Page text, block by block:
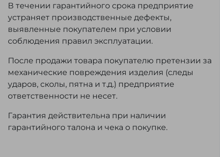
В течении гарантийного срока предприятие
устраняет производственные дефекты,
выявленные покупателем при условии
соблюдения правил эксплуатации.
После продажи товара покупателю претензии за
механические повреждения изделия (следы
ударов, сколы, пятна и т.д.) предприятие
ответственности не несет.
Гарантия действительна при наличии
гарантийного талона и чека о покупке.